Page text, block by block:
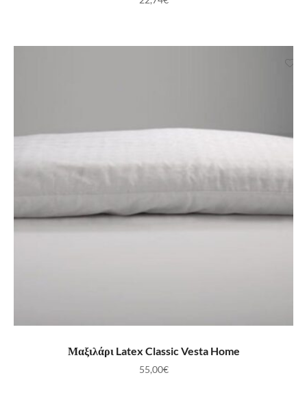
ΠΡΟΣΘΉΚΗ ΣΤΟ ΚΑΛΆΘΙ
Μαξιλάρι Latex Classic Vesta Home
55,00€